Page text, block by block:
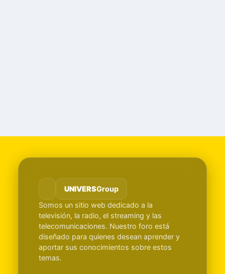
UNIVERSGroup
Somos un sitio web dedicado a la
televisión, la radio, el streaming y las
telecomunicaciones. Nuestro foro está
diseñado para quienes desean aprender y
aportar sus conocimientos sobre estos
temas.